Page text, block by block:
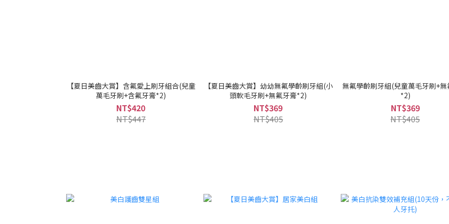
【夏日美齒大賞】含氟愛上刷牙組合(兒童
萬毛牙刷+含氟牙膏*2)
NT$420
NT$447
【夏日美齒大賞】幼幼無氟學齡刷牙組(小
頭軟毛牙刷+無氟牙膏*2)
NT$369
NT$405
無氟學齡刷牙組(兒童萬毛牙刷+
*2)
NT$369
NT$405